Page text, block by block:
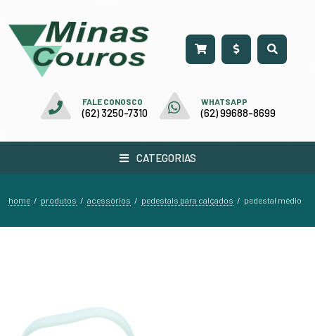
FALE CONOSCO
(62) 3250-7310
WHATSAPP
(62) 99688-8699
CATEGORIAS
home / produtos / acessórios / pedestais para calçados / pedestal médio